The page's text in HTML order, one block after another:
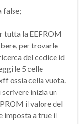
false;
tutta la EEPROM
per trovarle
del codice id
le 5 celle
ossia cella vuota.
inizia un
il valore del
imposta a true il